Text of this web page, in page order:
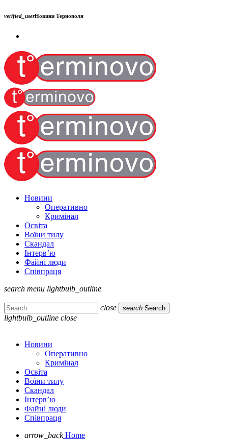
verified_userНовини Тернополя
Новини
Оперативно
Кримінал
Освіта
Воїни тилу
Скандал
Інтерв’ю
Файні люди
Співпраця
search menu lightbulb_outline
close search Search
lightbulb_outline close
Новини
Оперативно
Кримінал
Освіта
Воїни тилу
Скандал
Інтерв’ю
Файні люди
Співпраця
arrow_back Home